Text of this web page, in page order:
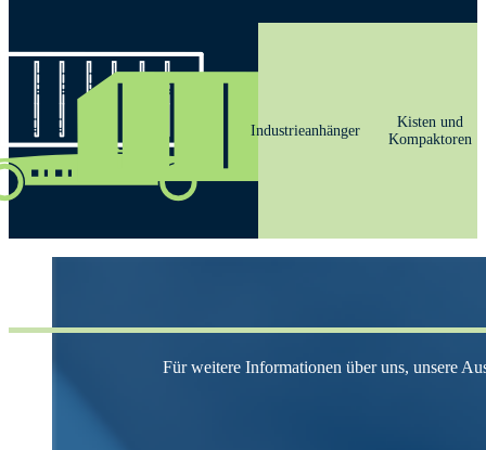
Industrieanhänger
Kisten und
Kompaktoren
Für weitere Informationen über uns, unsere